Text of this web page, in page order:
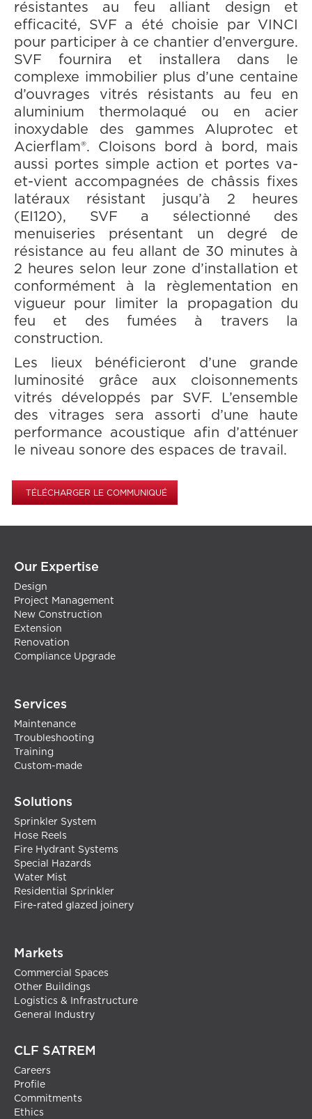
résistantes au feu alliant design et
efficacité, SVF a été choisie par VINCI
pour participer à ce chantier d’envergure.
SVF fournira et installera dans le
complexe immobilier plus d’une centaine
d’ouvrages vitrés résistants au feu en
aluminium thermolaqué ou en acier
inoxydable des gammes Aluprotec et
Acierflam®. Cloisons bord à bord, mais
aussi portes simple action et portes va-
et-vient accompagnées de châssis fixes
latéraux résistant jusqu’à 2 heures
(EI120), SVF a sélectionné des
menuiseries présentant un degré de
résistance au feu allant de 30 minutes à
2 heures selon leur zone d’installation et
conformément à la règlementation en
vigueur pour limiter la propagation du
feu et des fumées à travers la
construction.
Les lieux bénéficieront d’une grande
luminosité grâce aux cloisonnements
vitrés développés par SVF. L’ensemble
des vitrages sera assorti d’une haute
performance acoustique afin d’atténuer
le niveau sonore des espaces de travail.
TÉLÉCHARGER LE COMMUNIQUÉ
Our Expertise
Design
Project Management
New Construction
Extension
Renovation
Compliance Upgrade
Services
Maintenance
Troubleshooting
Training
Custom-made
Solutions
Sprinkler System
Hose Reels
Fire Hydrant Systems
Special Hazards
Water Mist
Residential Sprinkler
Fire-rated glazed joinery
Markets
Commercial Spaces
Other Buildings
Logistics & Infrastructure
General Industry
CLF SATREM
Careers
Profile
Commitments
Ethics